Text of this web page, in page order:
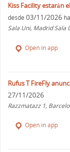
Kiss Facility estarán
desde 03/11/2026
Sala Uni, Madrid Sala
Open in app
Rufus T FireFly
27/11/2026
Razzmatazz 1,
Open in app